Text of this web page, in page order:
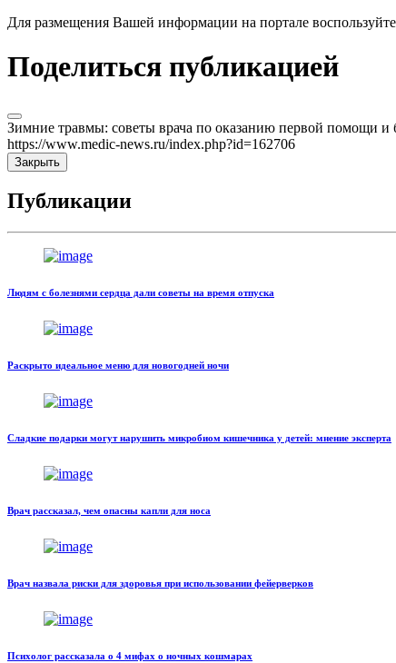
Для размещения Вашей информации на портале
Поделиться публикацией
Зимние травмы: советы врача по оказанию первой помощи и
https://www.medic-news.ru/index.php?id=162706
Закрыть
Публикации
Людям с болезнями сердца дали советы на время отпуска
Раскрыто идеальное меню для новогодней ночи
Сладкие подарки могут нарушить микробиом кишечника у детей: мнение эксперта
Врач рассказал, чем опасны капли для носа
Врач назвала риски для здоровья при использовании фейерверков
Психолог рассказала о 4 мифах о ночных кошмарах